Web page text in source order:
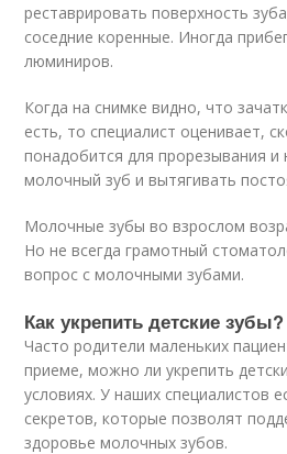
реставрировать поверхность
соседние коренные. Иногда
люминиров.
Когда на снимке видно, что
есть, то специалист оценивает,
понадобится для прорезывания и
молочный зуб и вытягивать
Молочные зубы во взрослом
Но не всегда грамотный
вопрос с молочными зубами.
Как укрепить детские зубы?
Часто родители маленьких
приеме, можно ли укрепить
условиях. У наших специалистов
секретов, которые позволят
здоровье молочных зубов.